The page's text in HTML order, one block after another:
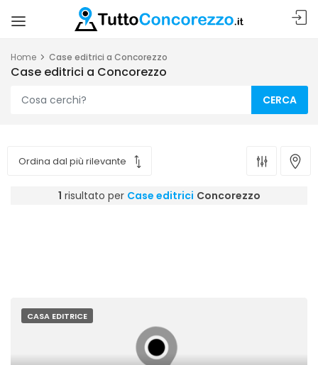
Home Case editrici a Concorezzo
Case editrici a Concorezzo
CERCA
1 risultato per Case editrici Concorezzo
CASA EDITRICE